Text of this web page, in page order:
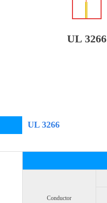
UL 3266
UL 3266
Conductor